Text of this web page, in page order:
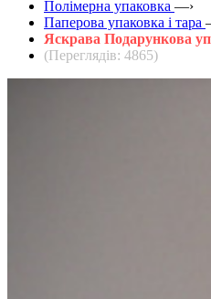
Полімерна упаковка —›
Паперова упаковка і тара
Яскрава Подарункова
(Переглядів: 4865)